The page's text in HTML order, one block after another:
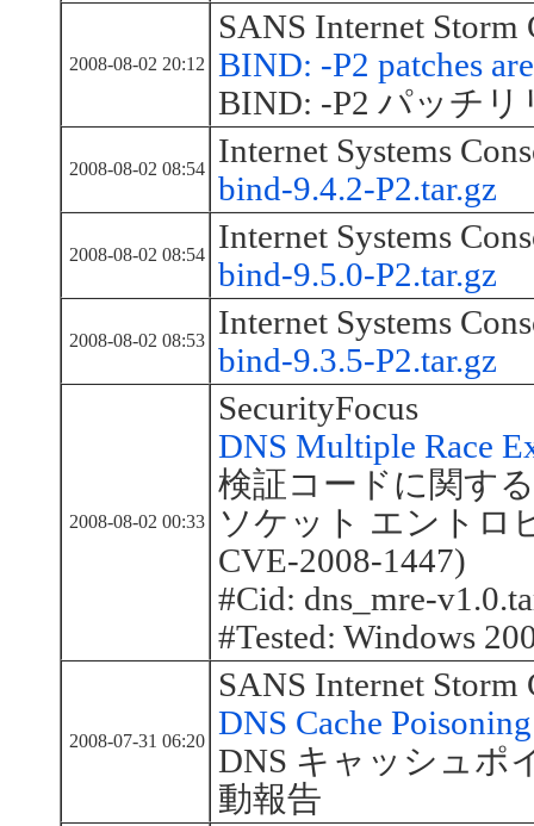
2008-08-02 20:12
SANS Internet Storm
BIND: -P2 patches
BIND: -P2 パッチ
2008-08-02 08:54
Internet Systems
bind-9.4.2-P2.tar.gz
2008-08-02 08:54
Internet Systems
bind-9.5.0-P2.tar.gz
2008-08-02 08:53
Internet Systems
bind-9.3.5-P2.tar.gz
2008-08-02 00:33
SecurityFocus
DNS Multiple Race
検証コードに関す
ソケット エントロ
CVE-2008-1447)
#Cid: dns_mre-
#Tested: Windows
2008-07-31 06:20
SANS Internet Storm
DNS Cache
DNS キャッシュポ
動報告